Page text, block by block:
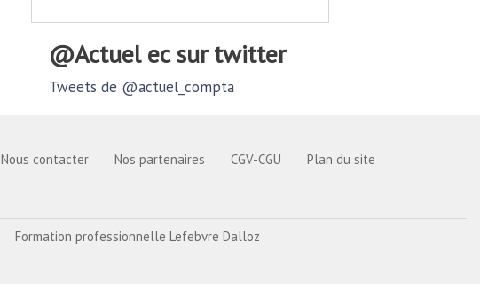
@actuel ec sur twitter
Tweets de @actuel_compta
Nous contacter Nos partenaires CGV-CGU Plan du site
Formation professionnelle Lefebvre Dalloz